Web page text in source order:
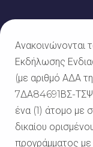
Ανακοινώνονται
Εκδήλωσης
(με αριθμό ΑΔΑ
7ΔΑ84691ΒΣ-ΤΣΨ)
ένα (1) άτομο με
δικαίου
προγράμματος με